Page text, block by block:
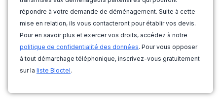
répondre à votre demande de déménagement. Suite à cette
mise en relation, ils vous contacteront pour établir vos devis.
Pour en savoir plus et exercer vos droits, accédez à notre
politique de confidentialité des données. Pour vous opposer
à tout démarchage téléphonique, inscrivez-vous gratuitement
sur la liste Bloctel.